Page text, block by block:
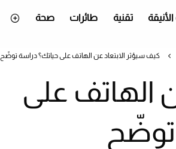
تقنية طائرات صحة
كيف سيؤثر الابتعاد عن الهاتف على حياتك؟ دراسة توضّح
الهاتف على
توضّح